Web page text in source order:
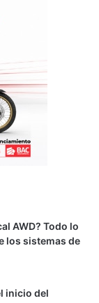
AWD? Todo lo
los sistemas de
inicio del